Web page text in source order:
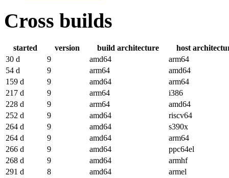
Cross builds
started version build architecture
host
30 d
9 amd64
arm64
54 d
9 arm64
amd64
159 d
9 amd64
arm64
217 d
9 arm64
i386
228 d
9 arm64
amd64
252 d
9 amd64
riscv64
264 d
9 amd64
s390x
264 d
9 amd64
arm64
266 d
9 amd64
ppc64el
268 d
9 amd64
armhf
291 d
8 amd64
armel